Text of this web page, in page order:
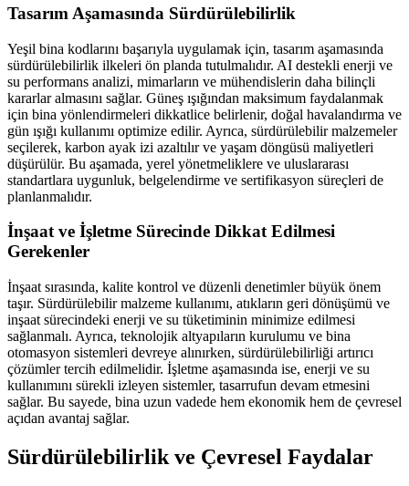
Tasarım Aşamasında Sürdürülebilirlik
Yeşil bina kodlarını başarıyla uygulamak için, tasarım aşamasında
sürdürülebilirlik ilkeleri ön planda tutulmalıdır. AI destekli enerji ve
su performans analizi, mimarların ve mühendislerin daha bilinçli
kararlar almasını sağlar. Güneş ışığından maksimum faydalanmak
için bina yönlendirmeleri dikkatlice belirlenir, doğal havalandırma ve
gün ışığı kullanımı optimize edilir. Ayrıca, sürdürülebilir malzemeler
seçilerek, karbon ayak izi azaltılır ve yaşam döngüsü maliyetleri
düşürülür. Bu aşamada, yerel yönetmeliklere ve uluslararası
standartlara uygunluk, belgelendirme ve sertifikasyon süreçleri de
planlanmalıdır.
İnşaat ve İşletme Sürecinde Dikkat Edilmesi
Gerekenler
İnşaat sırasında, kalite kontrol ve düzenli denetimler büyük önem
taşır. Sürdürülebilir malzeme kullanımı, atıkların geri dönüşümü ve
inşaat sürecindeki enerji ve su tüketiminin minimize edilmesi
sağlanmalı. Ayrıca, teknolojik altyapıların kurulumu ve bina
otomasyon sistemleri devreye alınırken, sürdürülebilirliği artırıcı
çözümler tercih edilmelidir. İşletme aşamasında ise, enerji ve su
kullanımını sürekli izleyen sistemler, tasarrufun devam etmesini
sağlar. Bu sayede, bina uzun vadede hem ekonomik hem de çevresel
açıdan avantaj sağlar.
Sürdürülebilirlik ve Çevresel Faydalar